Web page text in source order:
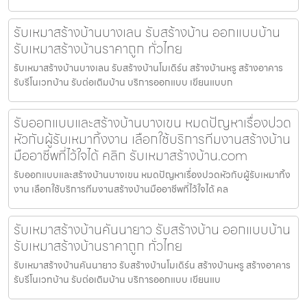
รับเหมาสร้างบ้านบางเลน รับสร้างบ้าน ออกแบบบ้าน
รับเหมาสร้างบ้านราคาถูก ทั่วไทย
รับเหมาสร้างบ้านบางเลน รับสร้างบ้านโมเดิร์น สร้างบ้านหรู สร้างอาคาร
รับรีโนเวทบ้าน รับต่อเติมบ้าน บริการออกแบบ เขียนแบบก
รับออกแบบและสร้างบ้านบางเขน หมดปัญหาเรื่องปวด
หัวกับผู้รับเหมาทิ้งงาน เลือกใช้บริการทีมงานสร้างบ้าน
มืออาชีพที่ไว้ใจได้ คลิก รับเหมาสร้างบ้าน.com
รับออกแบบและสร้างบ้านบางเขน หมดปัญหาเรื่องปวดหัวกับผู้รับเหมาทิ้ง
งาน เลือกใช้บริการทีมงานสร้างบ้านมืออาชีพที่ไว้ใจได้ คล
รับเหมาสร้างบ้านคันนายาว รับสร้างบ้าน ออกแบบบ้าน
รับเหมาสร้างบ้านราคาถูก ทั่วไทย
รับเหมาสร้างบ้านคันนายาว รับสร้างบ้านโมเดิร์น สร้างบ้านหรู สร้างอาคาร
รับรีโนเวทบ้าน รับต่อเติมบ้าน บริการออกแบบ เขียนแบ